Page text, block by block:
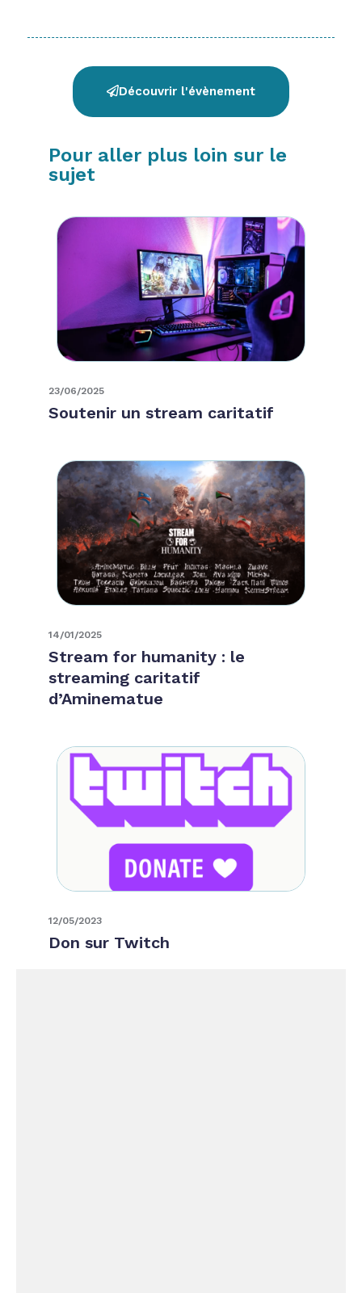
Découvrir l'évènement
Pour aller plus loin sur le
sujet
23/06/2025
Soutenir un stream caritatif
14/01/2025
Stream for humanity : le
streaming caritatif
d’Aminematue
12/05/2023
Don sur Twitch